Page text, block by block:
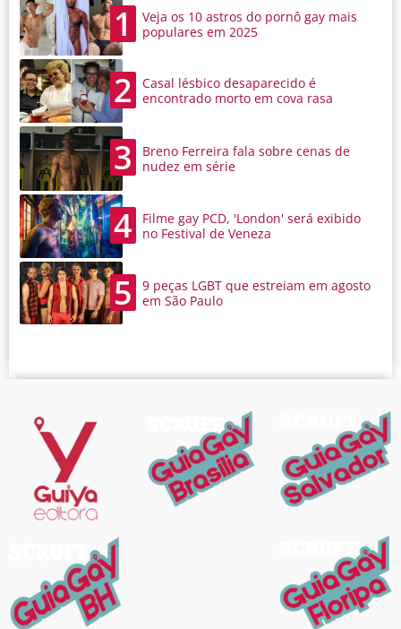
1
Veja os 10 astros do pornô gay mais
populares em 2025
2
Casal lésbico desaparecido é
encontrado morto em cova rasa
3
Breno Ferreira fala sobre cenas de
nudez em série
4
Filme gay PCD, 'London' será exibido
no Festival de Veneza
5
9 peças LGBT que estreiam em agosto
em São Paulo